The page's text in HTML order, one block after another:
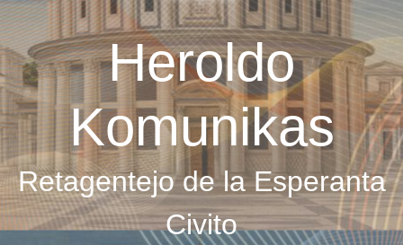
Heroldo
Komunikas
Retagentejo de la Esperanta
Civito